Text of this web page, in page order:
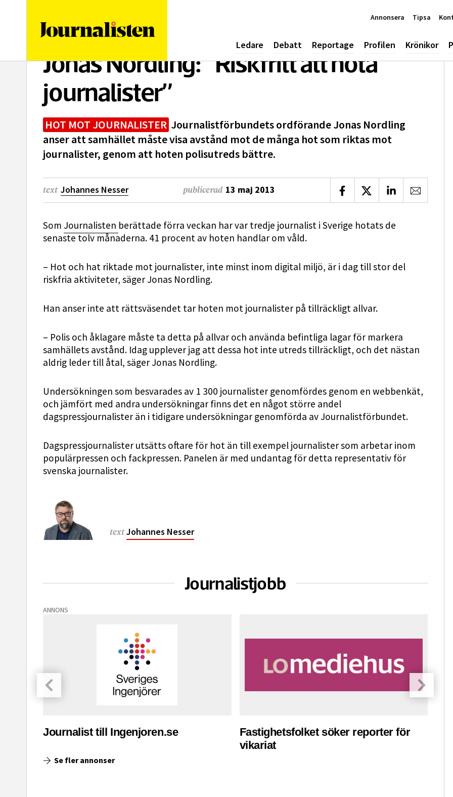
Ledare Debatt Reportage Profilen Krönikor
Annonsera Tipsa
Jonas Nordling: ”Riskfritt att hota
journalister”
HOT MOT JOURNALISTER Journalistförbundets ordförande Jonas Nordling
anser att samhället måste visa avstånd mot de många hot som riktas mot
journalister, genom att hoten polisutreds bättre.
text Johannes Nesser publicerad 13 maj 2013 Dela på Facebook
Dela på XDela på LinkedIn
Dela via
Som Journalisten berättade förra veckan har var tredje journalist i Sverige hotats de
senaste tolv månaderna. 41 procent av hoten handlar om våld.
– Hot och hat riktade mot journalister, inte minst inom digital miljö, är i dag till stor del
riskfria aktiviteter, säger Jonas Nordling.
Han anser inte att rättsväsendet tar hoten mot journalister på tillräckligt allvar.
– Polis och åklagare måste ta detta på allvar och använda befintliga lagar för markera
samhällets avstånd. Idag upplever jag att dessa hot inte utreds tillräckligt, och det nästan
aldrig leder till åtal, säger Jonas Nordling.
Undersökningen som besvarades av 1 300 journalister genomfördes genom en webbenkät,
och jämfört med andra undersökningar finns det en något större andel
dagspressjournalister än i tidigare undersökningar genomförda av Journalistförbundet.
Dagspressjournalister utsätts oftare för hot än till exempel journalister som arbetar inom
populärpressen och fackpressen. Panelen är med undantag för detta representativ för
svenska journalister.
text Johannes Nesser
Journalistjobb
ANNONS
Journalist till Ingenjoren.se
Fastighetsfolket söker reporter för
vikariat
Se fler annonser